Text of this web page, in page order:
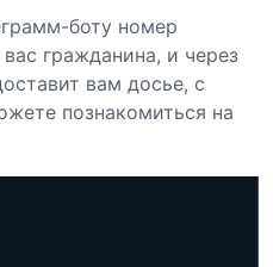
боту номер
гражданина, и через
вам досье, с
познакомиться на